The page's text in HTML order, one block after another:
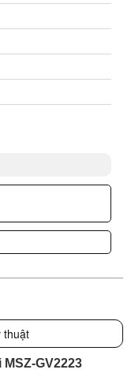
thuật
GV2223